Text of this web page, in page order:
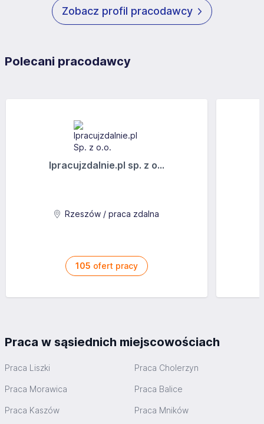
Zobacz profil pracodawcy
Polecani pracodawcy
Ipracujzdalnie.pl sp. z o...
Rzeszów / praca zdalna
105 ofert pracy
Praca w sąsiednich miejscowościach
Praca Liszki Praca Cholerzyn
Praca Morawica Praca Balice
Praca Kaszów Praca Mników